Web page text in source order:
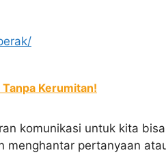
Kerumitan!
komunikasi untuk kita bisa
menghantar pertanyaan